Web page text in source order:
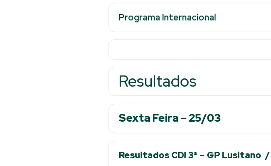
Programa Internacional
Resultados
Sexta Feira – 25/03
Resultados CDI 3* – GP Lusitano /